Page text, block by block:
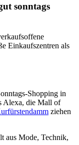
sonntags
Einkaufszentren als
Shopping in
Alexa, die Mall of
ziehen
aus Mode, Technik,